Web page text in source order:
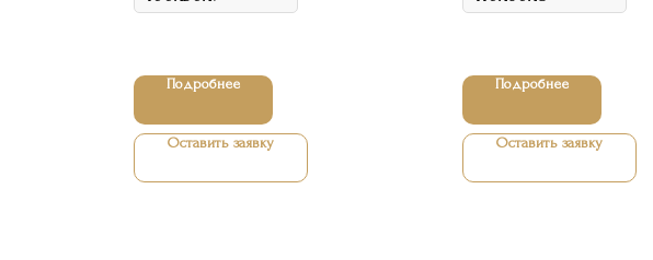
Подробнее
Оставить заявку
Подробнее
Оставить заявку